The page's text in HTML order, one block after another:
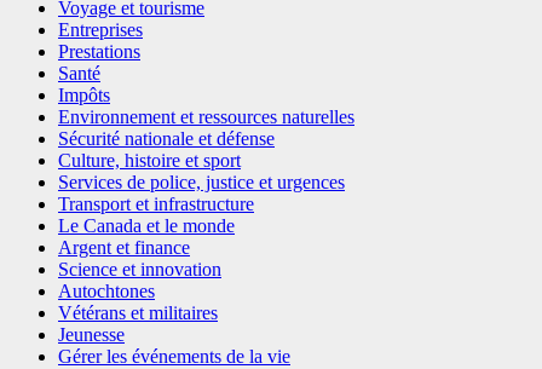
Voyage et tourisme
Entreprises
Prestations
Santé
Impôts
Environnement et ressources naturelles
Sécurité nationale et défense
Culture, histoire et sport
Services de police, justice et urgences
Transport et infrastructure
Le Canada et le monde
Argent et finance
Science et innovation
Autochtones
Vétérans et militaires
Jeunesse
Gérer les événements de la vie